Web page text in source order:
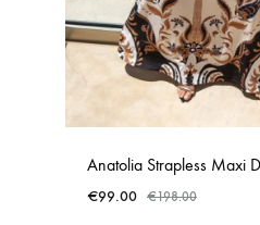
Anatolia Strapless Maxi
€99.00 €198.00